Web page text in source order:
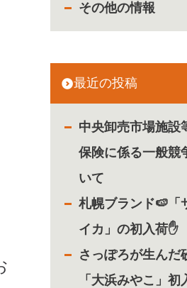
その他の情報
最近の投稿
中央卸売市場施設
保険に係る一般競
いて
札幌ブランド🍉「
イカ」の初入荷✋
さっぽろが生んだ
「大浜みやこ」初